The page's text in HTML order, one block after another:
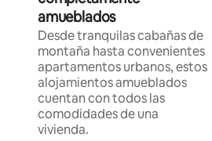
amueblados
Desde tranquilas cabañas de
montaña hasta convenientes
apartamentos urbanos, estos
alojamientos amueblados
cuentan con todos las
comodidades de una
vivienda.